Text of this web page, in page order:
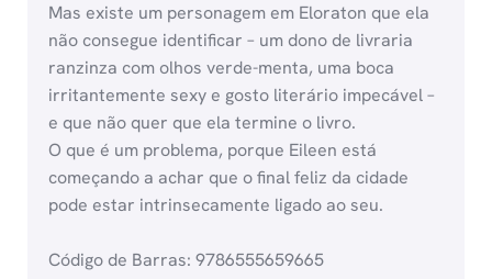
Mas existe um personagem em Eloraton que ela
não consegue identificar – um dono de livraria
ranzinza com olhos verde-menta, uma boca
irritantemente sexy e gosto literário impecável –
e que não quer que ela termine o livro.
O que é um problema, porque Eileen está
começando a achar que o final feliz da cidade
pode estar intrinsecamente ligado ao seu.
Código de Barras: 9786555659665